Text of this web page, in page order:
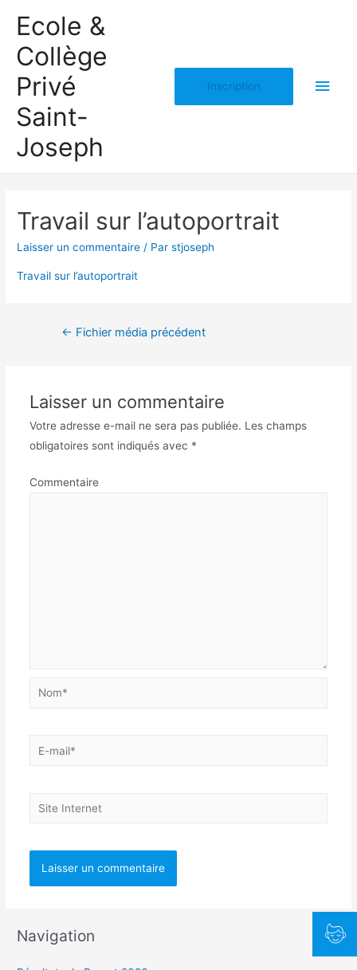
Ecole &
Collège
Privé
Saint-
Joseph
Inscription
Travail sur l’autoportrait
Laisser un commentaire / Parstjoseph
Travail sur l’autoportrait
Navigation
← Fichier média précédent
Laisser un commentaire
Votre adresse e-mail ne sera pas publiée. Les champs
obligatoires sont indiqués avec *
Commentaire
Nom*
E-
Site
Navigation